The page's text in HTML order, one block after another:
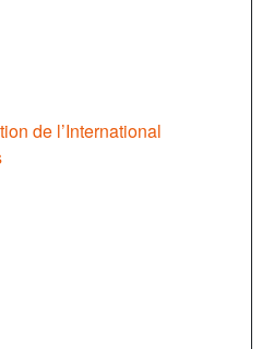
de l’International